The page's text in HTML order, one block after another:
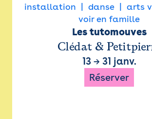
installation danse arts
voir en famille
Les tutomouves
Clédat &
13→ 31 janv.
Réserver